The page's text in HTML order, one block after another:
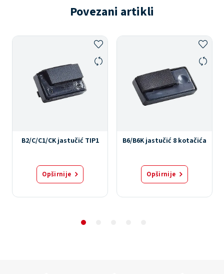
Povezani artikli
B2/C/C1/CK jastučić TIP1
Opširnije
B6/B6K jastučić 8 kotačića
Opširnije